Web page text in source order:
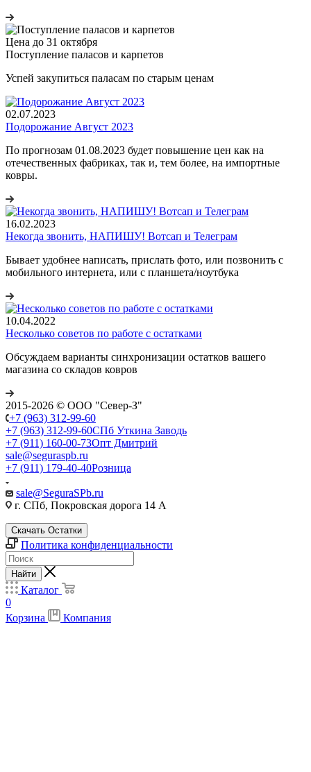
Цена до 31 октября
Поступление паласов и карпетов
Успей закупиться паласам по старым ценам
02.07.2023
Подорожание Август 2023
По прогнозам 01.08.2023 будет повышение цен как на
отечественных фабриках, так и, тем более, на импортные
ковры.
16.02.2023
Некогда звонить, НАПИШУ! Вотсап и Телеграм
Бывает удобнее написать, прислать фото, или позвонить с
мобильного интернета, или с планшета/ноутбука
10.04.2022
Несколько советов по работе с остатками
Обсуждаем варианты синхронизации остатков вашего
магазина со складов ковров
2015-2026 © ООО "Север-З"
+7 (963) 312-99-60
+7 (963) 312-99-60СПб Уткина Заводь
+7 (911) 160-00-73Опт Дмитрий
sale@seguraspb.ru
+7 (911) 179-40-40Розница
sale@SeguraSPb.ru
г. СПб, Покровская дорога 14 А
Скачать Остатки
Политика конфиденциальности
Найти
Каталог
0
Корзина
Компания